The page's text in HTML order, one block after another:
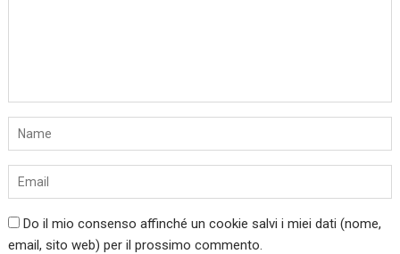
Do il mio consenso affinché un cookie salvi i miei dati (nome,
email, sito web) per il prossimo commento.